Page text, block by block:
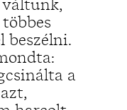
beszélni.
a